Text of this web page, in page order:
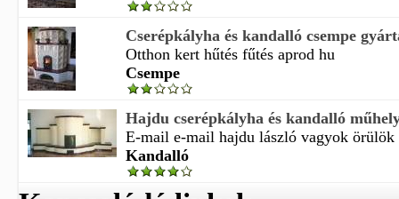
Cserépkályha és kandalló csempe
Otthon kert hűtés fűtés aprod hu
Csempe
Hajdu cserépkályha és kandalló
E-mail e-mail hajdu lászló vagyok
Kandalló